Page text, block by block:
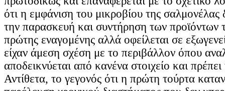
ότι η εμφάνιση του μικροβίου της σαλμονέλας
την παρασκευή και συντήρηση των προϊόντων
πρώτης εναγομένης αλλά οφείλεται σε
είχαν άμεση σχέση με το περιβάλλον όπου
αποδεικνύεται από κανένα στοιχείο και
Αντίθετα, το γεγονός ότι η πρώτη τούρτα